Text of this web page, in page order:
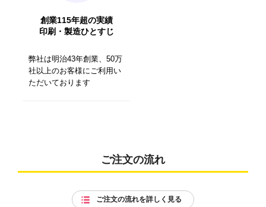
創業115年超の実績
印刷・製造ひとすじ
弊社は明治43年創業、50万
社以上のお客様にご利用い
ただいております
ご注文の流れ
ご注文の流れを詳しく見る